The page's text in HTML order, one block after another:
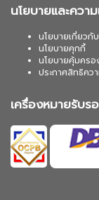
นโยบายและควา
นโยบายเกี่ยวกั
นโยบายคุกกี้
นโยบายคุ้มคร
ประกาศสิทธิคว
เครื่องหมายรับร